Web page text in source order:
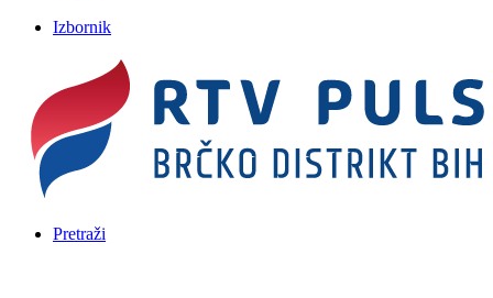
Izbornik
Pretraži